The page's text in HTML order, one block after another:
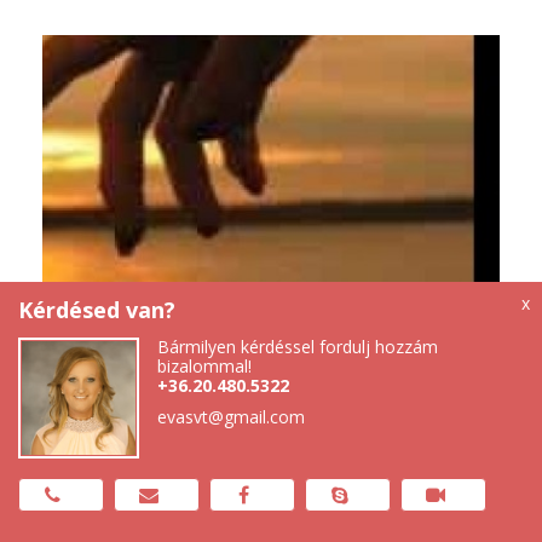
AZ IDŐ MULÁSA A
KAPCSOLATAINKBAN MIT OKOZ
Általános - Müller Péter írása
x
Kérdésed van?
Bármilyen kérdéssel fordulj hozzám
bizalommal!
+36.20.480.5322
evasvt@gmail.com